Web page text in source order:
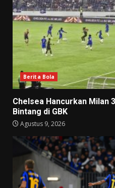
Berita Bola
Chelsea Hancurkan Milan
Bintang di GBK
Agustus 9, 2026